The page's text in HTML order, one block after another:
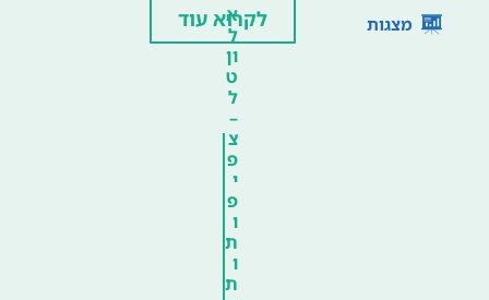
מצגות
א
ל
ון
ט
ל
–
צ
פ
י
פ
ו
ת
ו
ת
לקרוא עוד